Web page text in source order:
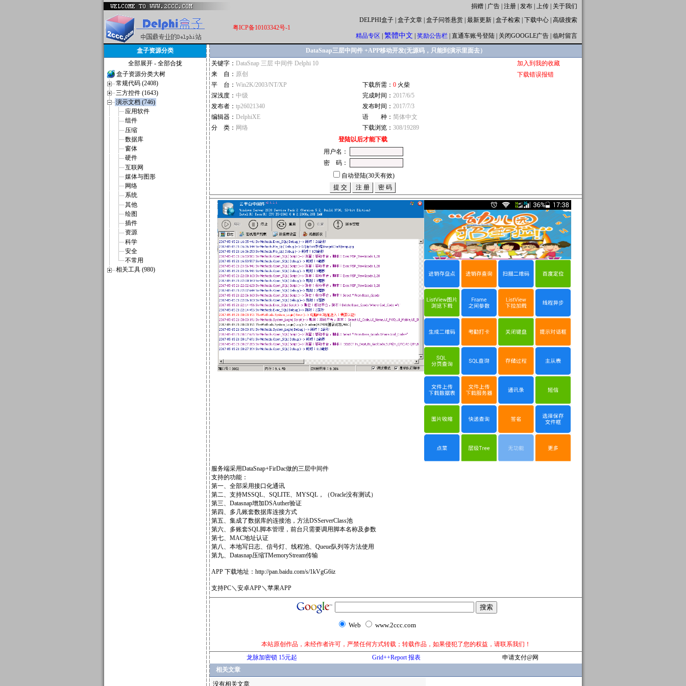
捐赠 广告 注册 发布 上传 关于我们
粤ICP备10103342号-1
DELPHI盒子 盒子文章 盒子问答悬赏 最新更新 盒子检索 下载中心 高级搜索
精品专区 繁體中文 奖励公告栏 直通车账号登陆 关闭GOOGLE广告 临时留言
盒子资源分类
全部展开 - 全部合拢
盒子资源分类大树
常规代码 (2408)
三方控件 (1643)
演示文档 (746)
应用软件
组件
压缩
数据库
窗体
硬件
互联网
媒体与图形
网络
系统
其他
绘图
插件
资源
科学
安全
不常用
相关工具 (980)
DataSnap三层中间件 +APP移动开发(无源码，只能到演示里面去）
关键字： DataSnap 三层 中间件 Delphi 10
来 自： 原创
平 台： Win2K/2003/NT/XP 下载所需： 0 火柴
深浅度： 中级 完成时间： 2017/6/5
发布者： tp26021340 发布时间： 2017/7/3
编辑器： DelphiXE 语 种： 简体中文
分 类： 网络 下载浏览： 308/19289
加入到我的收藏
下载错误报错
登陆以后才能下载
用户名：
密 码：
自动登陆(30天有效)
服务端采用DataSnap+FirDac做的三层中间件
支持的功能：
第一、全部采用接口化通讯
第二、支持MSSQL、SQLITE、MYSQL，（Oracle没有测试）
第三、Datasnap增加DSAuther验证
第四、多几账套数据库连接方式
第五、集成了数据库的连接池，方法DSServerClass池
第六、多账套SQL脚本管理，前台只需要调用脚本名称及参数
第七、MAC地址认证
第八、本地写日志、信号灯、线程池、Queue队列等方法使用
第九、Datasnap压缩TMemoryStream传输
APP 下载地址：http://pan.baidu.com/s/1kVgG6iz
支持PC＼安卓APP＼苹果APP
Web www.2ccc.com
本站原创作品，未经作者许可，严禁任何方式转载；转载作品，如果侵犯了您的权益，请联系我们 ！
龙脉加密锁 15元起
Grid++Report 报表
申请支付@网
相关文章
没有相关文章